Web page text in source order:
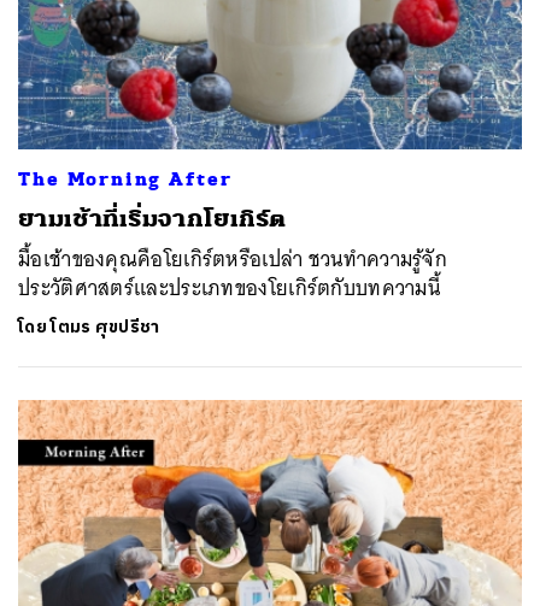
The Morning After
ยามเช้าที่เริ่มจากโยเกิร์ต
มื้อเช้าของคุณคือโยเกิร์ตหรือเปล่า ชวนทำความรู้จัก
ประวัติศาสตร์และประเภทของโยเกิร์ตกับบทความนี้
โดยโตมร ศุขปรีชา